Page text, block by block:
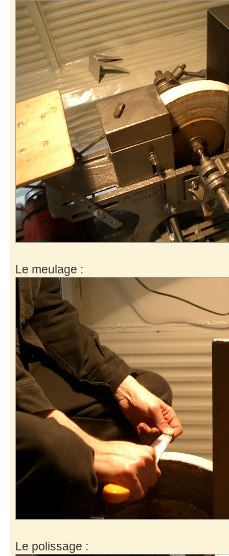
Le meulage :
Le polissage :